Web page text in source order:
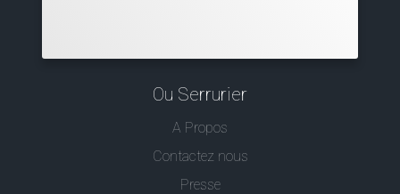
Ou Serrurier
A Propos
Contactez nous
Presse